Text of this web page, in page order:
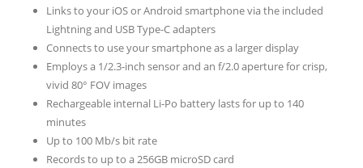
Links to your iOS or Android smartphone via the included
Lightning and USB Type-C adapters
Connects to use your smartphone as a larger display
Employs a 1/2.3-inch sensor and an f/2.0 aperture for crisp,
vivid 80° FOV images
Rechargeable internal Li-Po battery lasts for up to 140
minutes
Up to 100 Mb/s bit rate
Records to up to a 256GB microSD card